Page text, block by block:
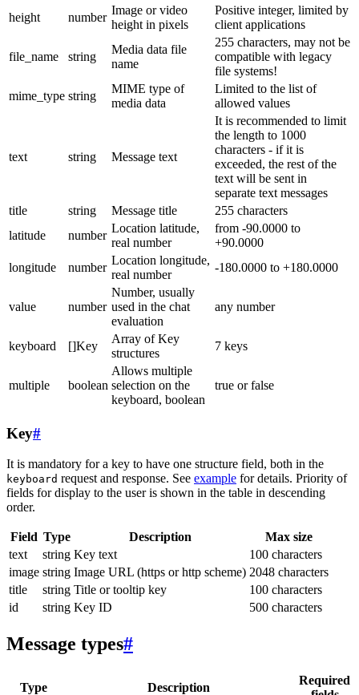
height
number
Image or video
height in pixels
Positive integer, limited by
client applications
file_name string
Media data file
name
255 characters, may not be
compatible with legacy
file systems!
mime_type string
MIME type of
media data
Limited to the list of
allowed values
text string Message text
It is recommended to limit
the length to 1000
characters - if it is
exceeded, the rest of the
text will be sent in
separate text messages
title
string Message title
255 characters
latitude
number
Location latitude,
real number
from -90.0000 to
+90.0000
longitude
number
Location longitude,
real number
-180.0000 to +180.0000
value number
Number, usually
used in the chat
evaluation
any number
keyboard []Key
Array of Key
structures
7 keys
multiple boolean
Allows multiple
selection on the
keyboard, boolean
true or false
Key#
It is mandatory for a key to have one structure field, both in the
keyboard request and response. See example for details. Priority of
fields for display to the user is shown in the table in descending
order.
Field Type Description
Max size
text
string Key text
100 characters
image string Image URL (https or http scheme) 2048 characters
title
string Title or tooltip key
100 characters
id
string Key ID 500 characters
Message types#
Type Description
Required